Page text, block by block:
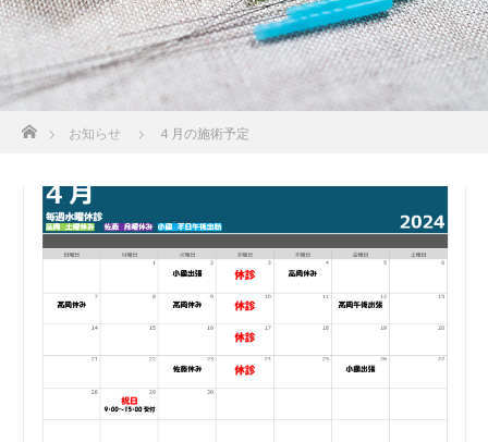
ホーム
お知らせ ４月の施術予定